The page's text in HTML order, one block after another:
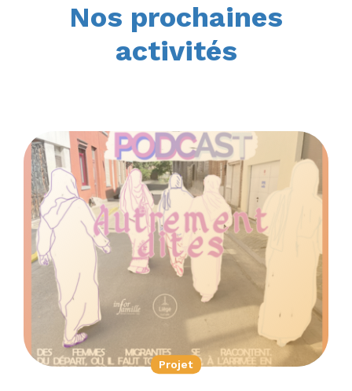
Nos prochaines
activités
Projet